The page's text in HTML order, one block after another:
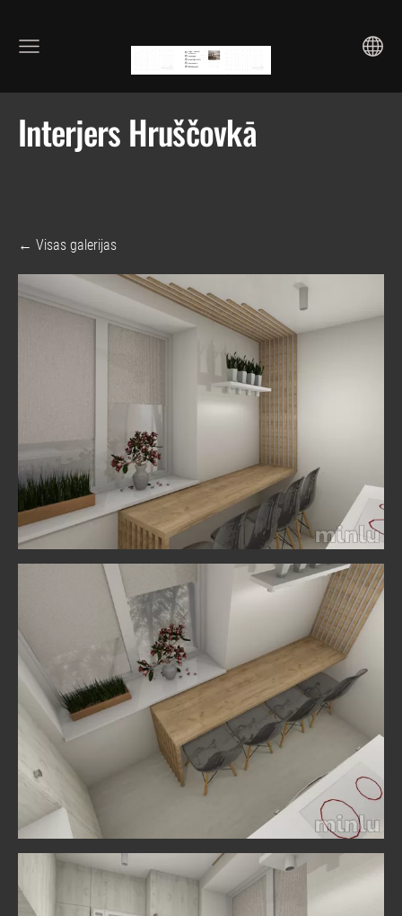
Interjers Hruščovkā
Visas galerijas